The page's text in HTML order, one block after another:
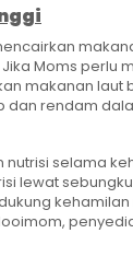
Moms perlu
makanan laut
dan rendam
selama
lewat